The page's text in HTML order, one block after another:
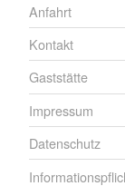
Anfahrt
Kontakt
Gaststätte
Impressum
Datenschutz